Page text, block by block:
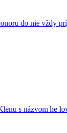
do nie vždy
s názvom he